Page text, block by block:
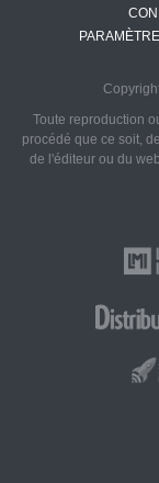
Toute reproduction
procédé que ce soit,
de l'éditeur ou du